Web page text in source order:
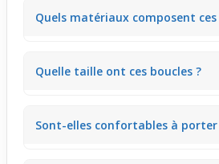
Quels matériaux composent
Quelle taille ont ces boucles ?
usage quotidien.
Sont-elles confortables à